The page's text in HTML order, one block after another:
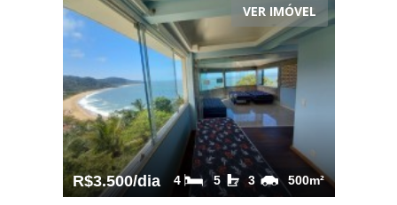
VER IMÓVEL
R$3.500/dia 500m²
3
5
4